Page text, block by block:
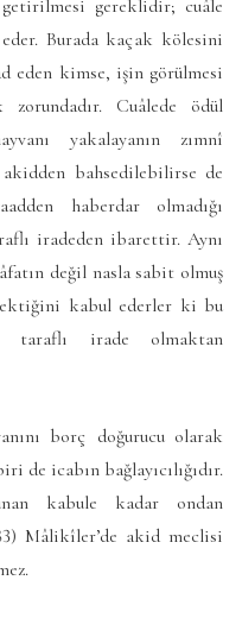
getirilmesi gereklidir; cuâle
Burada kaçak kölesini
eden kimse, işin görülmesi
Cuâlede ödül
yakalayanın zımnî
bahsedilebilirse de
haberdar olmadığı
iradeden ibarettir. Aynı
değil nasla sabit olmuş
kabul ederler ki bu
taraflı irade olmaktan
borç doğurucu olarak
de icabın bağlayıcılığıdır.
kabule kadar ondan
Mâlikîler’de akid meclisi